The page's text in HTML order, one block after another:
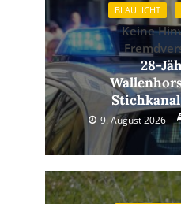
BLAULICHT
Keine
28-
9. August 2026